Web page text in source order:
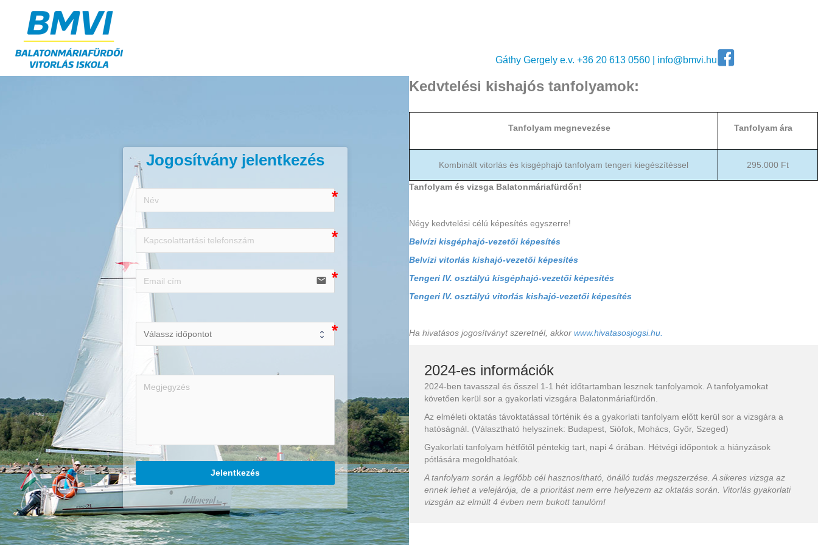
Gáthy Gergely e.v. +36 20 613 0560 | info@bmvi.hu
Jogosítvány jelentkezés
email
Jelentkezés
Kedvtelési kishajós tanfolyamok:
Tanfolyam megnevezése Tanfolyam ára
Kombinált vitorlás és kisgéphajó tanfolyam tengeri kiegészítéssel 295.000 Ft
Tanfolyam és vizsga Balatonmáriafürdőn!
Négy kedvtelési célú képesítés egyszerre!
Belvízi kisgéphajó-vezetői képesítés
Belvízi vitorlás kishajó-vezetői képesítés
Tengeri IV. osztályú kisgéphajó-vezetői képesítés
Tengeri IV. osztályú vitorlás kishajó-vezetői képesítés
Ha hivatásos jogosítványt szeretnél, akkor www.hivatasosjogsi.hu.
2024-es információk
2024-ben tavasszal és ősszel 1-1 hét időtartamban lesznek tanfolyamok. A tanfolyamokat
követően kerül sor a gyakorlati vizsgára Balatonmáriafürdőn.
Az elméleti oktatás távoktatással történik és a gyakorlati tanfolyam előtt kerül sor a vizsgára a
hatóságnál. (Választható helyszínek: Budapest, Siófok, Mohács, Győr, Szeged)
Gyakorlati tanfolyam hétfőtől péntekig tart, napi 4 órában. Hétvégi időpontok a hiányzások
pótlására megoldhatóak.
A tanfolyam során a legfőbb cél hasznosítható, önálló tudás megszerzése. A sikeres vizsga az
ennek lehet a velejárója, de a prioritást nem erre helyezem az oktatás során. Vitorlás gyakorlati
vizsgán az elmúlt 4 évben nem bukott tanulóm!